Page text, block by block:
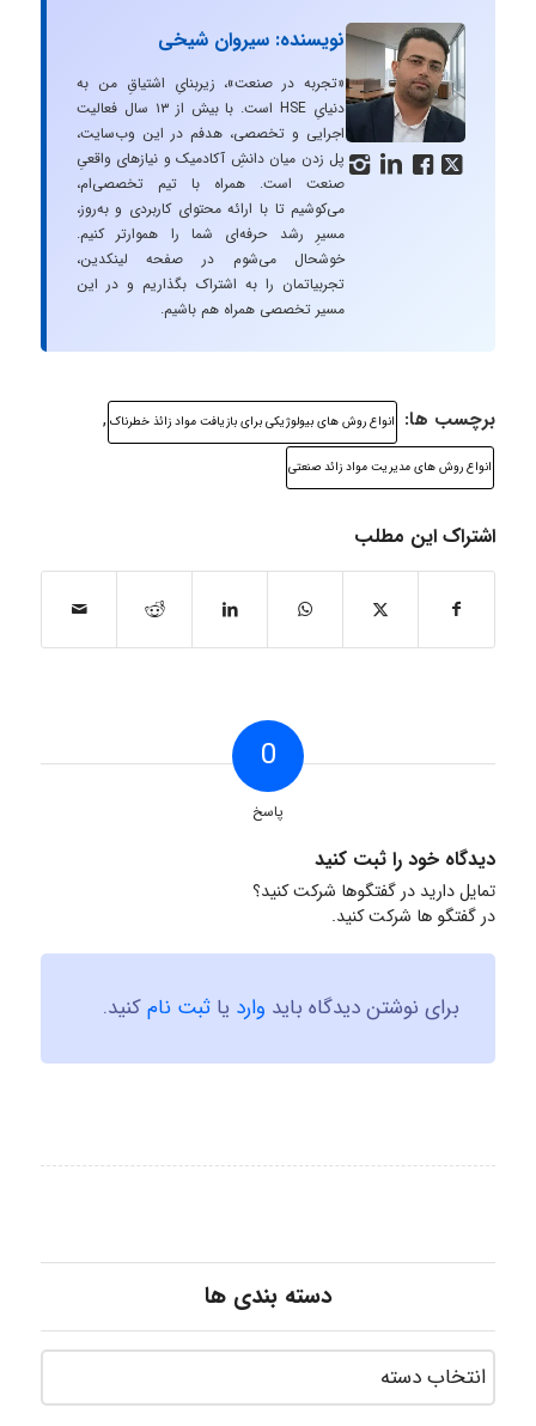
   
نویسنده: سیروان شیخی
«تجربه در صنعت»، زیربنایِ اشتیاقِ من به
دنیایِ HSE است. با بیش از ۱۳ سال فعالیت
اجرایی و تخصصی، هدفم در این وب‌سایت،
پل زدن میان دانشِ آکادمیک و نیازهای واقعیِ
صنعت است. همراه با تیم تخصصی‌ام،
می‌کوشیم تا با ارائه محتوای کاربردی و به‌روز،
مسیرِ رشد حرفه‌ای شما را هموارتر کنیم.
خوشحال می‌شوم در صفحه لینکدین،
تجربیاتمان را به اشتراک بگذاریم و در این
مسیر تخصصی همراه هم باشیم.
برچسب ها: انواع روش های بیولوژیکی برای بازیافت مواد زائذ خطرناک ,
انواع روش های مدیریت مواد زائد صنعتی
اشتراک این مطلب
0
پاسخ
دیدگاه خود را ثبت کنید
تمایل دارید در گفتگوها شرکت کنید؟
در گفتگو ها شرکت کنید.
برای نوشتن دیدگاه باید وارد یا ثبت نامکنید.
دسته بندی ها